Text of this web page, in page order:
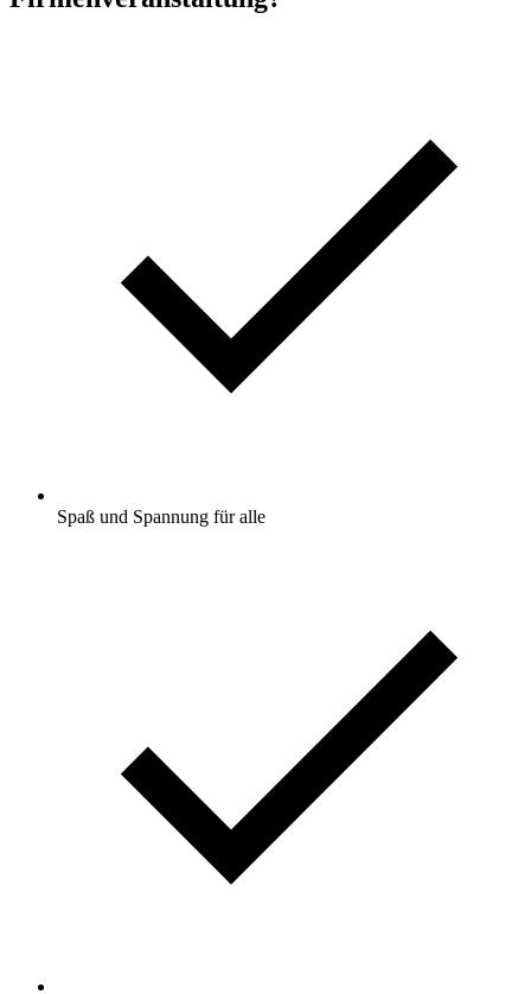
Spaß und Spannung für alle